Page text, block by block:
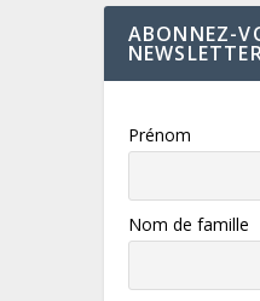
ABONNEZ-
Prénom
Nom de famille